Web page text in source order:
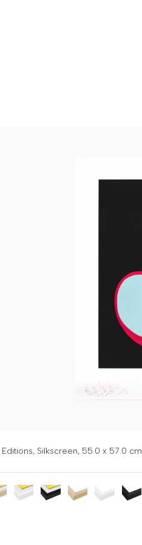
Editions, Silkscreen, 55.0 x 57.0 cm